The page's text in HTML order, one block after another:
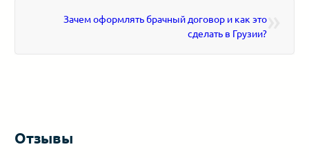
»
Зачем оформлять брачный договор и как это
сделать в Грузии?
Отзывы